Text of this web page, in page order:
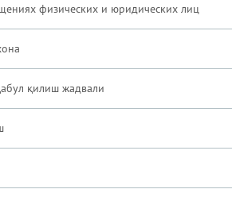
физических и юридических лиц
қилиш жадвали